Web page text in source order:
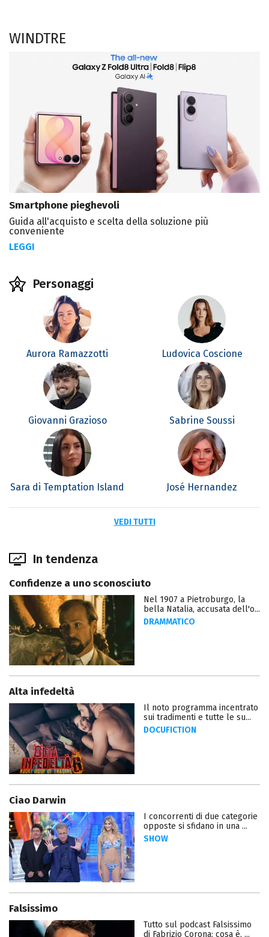
WINDTRE
Smartphone pieghevoli
Guida all'acquisto e scelta della soluzione più
conveniente
LEGGI
Personaggi
Aurora Ramazzotti Ludovica Coscione
Giovanni Grazioso Sabrine Soussi
Sara di Temptation Island José Hernandez
VEDI TUTTI
In tendenza
Confidenze a uno sconosciuto
Nel 1907 a Pietroburgo, la
bella Natalia, accusata dell'o...
DRAMMATICO
Alta infedeltà
Il noto programma incentrato
sui tradimenti e tutte le su...
DOCUFICTION
Ciao Darwin
I concorrenti di due categorie
opposte si sfidano in una ...
SHOW
Falsissimo
Tutto sul podcast Falsissimo
di Fabrizio Corona: cosa è, ...